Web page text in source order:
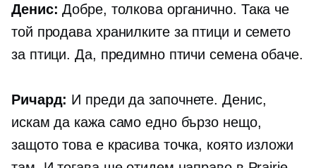
Денис: Добре, толкова органично. Така че
той продава хранилките за птици и семето
за птици. Да, предимно птичи семена обаче.
Ричард: И преди да започнете. Денис,
искам да кажа само едно бързо нещо,
защото това е красива точка, която изложи